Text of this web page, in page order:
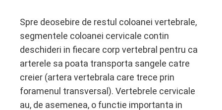
Spre deosebire de restul coloanei vertebrale,
segmentele coloanei cervicale contin
deschideri in fiecare corp vertebral pentru ca
arterele sa poata transporta sangele catre
creier (artera vertebrala care trece prin
foramenul transversal). Vertebrele cervicale
au, de asemenea, o functie importanta in